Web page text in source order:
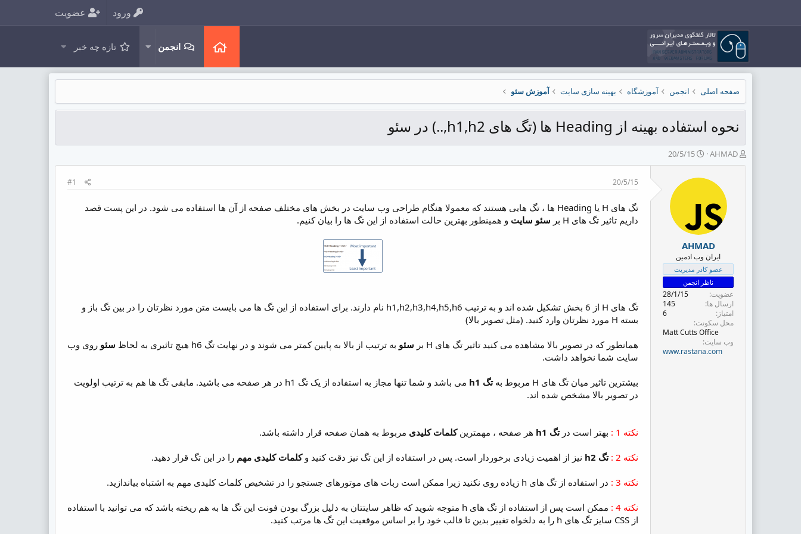
ورود عضویت
انجمن تازه چه خبر
صفحه اصلی انجمن آموزشگاه بهینه سازی سایت آموزش سئو
نحوه استفاده بهینه از Heading ها (تگ های h1,h2,..) در سئو
ش
ر
AHMAD
ت
ا
و
20/5/15
AHMAD
ایران وب ادمین
عضو کادر مدیریت
ناظر انجمن
عضویت
28/1/15
ارسال ها
145
امتیاز
6
محل سکونت
Matt Cutts Office
وب سایت
www.rastana.com
20/5/15
#1
تگ های H یا Heading ها ، تگ هایی هستند که معمولا هنگام طراحی وب سایت در بخش های مختلف صفحه از آن ها استفاده می شود. در این پست قصد
داریم تاثیر تگ های H بر
سئو سایت و همینطور بهترین حالت استفاده از این تگ ها را بیان کنیم.
تگ های H از 6 بخش تشکیل شده اند و به ترتیب h1,h2,h3,h4,h5,h6 نام دارند. برای استفاده از این تگ ها می بایست متن مورد نظرتان را در بین تگ باز و
بسته H مورد نظرتان وارد کنید. (مثل تصویر بالا)
همانطور که در تصویر بالا مشاهده می کنید تاثیر تگ های H بر سئو به ترتیب از بالا به پایین کمتر می شوند و در نهایت تگ h6 هیچ تاثیری به لحاظ سئو روی وب
سایت شما نخواهد داشت.
بیشترین تاثیر میان تگ های H مربوط به تگ h1
می باشد و شما تنها مجاز به استفاده از یک تگ h1 در هر صفحه می باشید. مابقی تگ ها هم به ترتیب اولویت
در تصویر بالا مشخص شده اند.
نکته 1 : بهتر است درتگ h1 هر صفحه ، مهمترینکلمات کلیدی مربوط به همان صفحه قرار داشته باشد.
نکته 2 : تگ h2 نیز از اهمیت زیادی برخوردار است. پس در استفاده از این تگ نیز دقت کنید وکلمات کلیدی مهم را در این تگ قرار دهید.
نکته 3 : در استفاده از تگ های h زیاده روی نکنید زیرا ممکن است ربات های موتورهای جستجو را در تشخیص کلمات کلیدی مهم به اشتباه بیاندازید.
نکته 4 :
ممکن است پس از استفاده از تگ های h متوجه شوید که ظاهر سایتتان به دلیل بزرگ بودن فونت این تگ ها به هم ریخته باشد که می توانید با استفاده
از CSS سایز تگ های h را به دلخواه تغییر بدین تا قالب خود را بر اساس موقعیت این تگ ها مرتب کنید.